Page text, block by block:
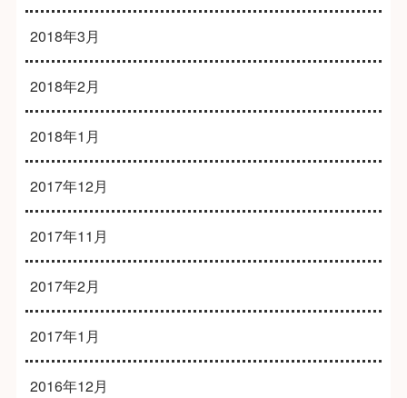
2018年3月
2018年2月
2018年1月
2017年12月
2017年11月
2017年2月
2017年1月
2016年12月